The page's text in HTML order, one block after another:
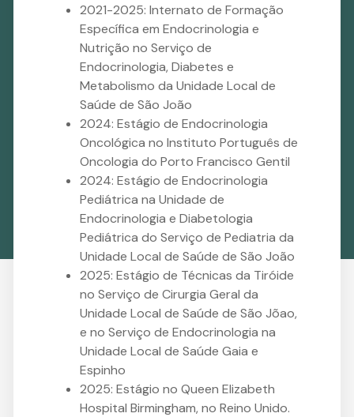
2021-2025: Internato de Formação
Específica em Endocrinologia e
Nutrição no Serviço de
Endocrinologia, Diabetes e
Metabolismo da Unidade Local de
Saúde de São João
2024: Estágio de Endocrinologia
Oncológica no Instituto Português de
Oncologia do Porto Francisco Gentil
2024: Estágio de Endocrinologia
Pediátrica na Unidade de
Endocrinologia e Diabetologia
Pediátrica do Serviço de Pediatria da
Unidade Local de Saúde de São João
2025: Estágio de Técnicas da Tiróide
no Serviço de Cirurgia Geral da
Unidade Local de Saúde de São Jõao,
e no Serviço de Endocrinologia na
Unidade Local de Saúde Gaia e
Espinho
2025: Estágio no Queen Elizabeth
Hospital Birmingham, no Reino Unido.